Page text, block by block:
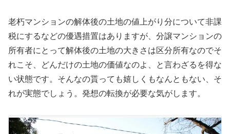
老朽マンションの解体後の土地の値上がり分について非課
税にするなどの優遇措置はありますが、分譲マンションの
所有者にとって解体後の土地の大きさは区分所有なのでそ
れこそ、どんだけの土地の価値なのよ、と言わざるを得な
い状態です。そんなの貰っても嬉しくもなんともない、そ
れが実態でしょう。発想の転換が必要な気がします。